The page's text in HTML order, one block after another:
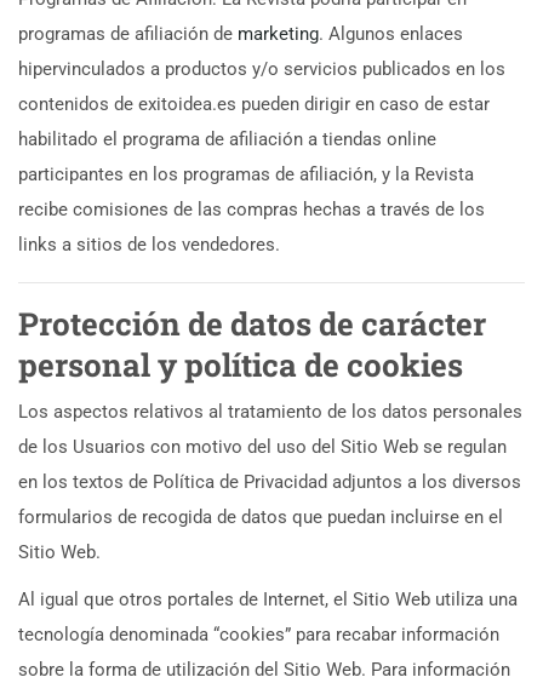
programas de afiliación de marketing. Algunos enlaces
hipervinculados a productos y/o servicios publicados en los
contenidos de exitoidea.es pueden dirigir en caso de estar
habilitado el programa de afiliación a tiendas online
participantes en los programas de afiliación, y la Revista
recibe comisiones de las compras hechas a través de los
links a sitios de los vendedores.
Protección de datos de carácter
personal y política de cookies
Los aspectos relativos al tratamiento de los datos personales
de los Usuarios con motivo del uso del Sitio Web se regulan
en los textos de Política de Privacidad adjuntos a los diversos
formularios de recogida de datos que puedan incluirse en el
Sitio Web.
Al igual que otros portales de Internet, el Sitio Web utiliza una
tecnología denominada “cookies” para recabar información
sobre la forma de utilización del Sitio Web. Para información